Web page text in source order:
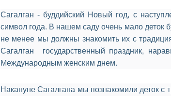
Сагалган - буддийский Новый год, с
символ года. В нашем саду очень мало деток
не менее мы должны знакомить их с
Сагалган государственный праздник,
Международным женским днем.
Накануне Сагалгана мы познакомили деток с